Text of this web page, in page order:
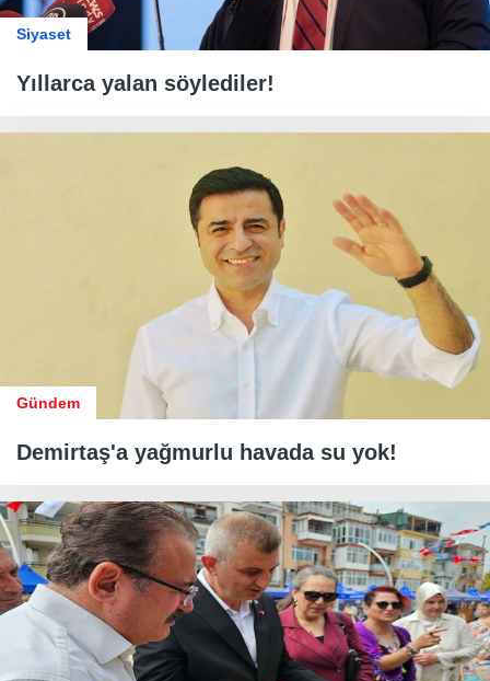
Siyaset
Yıllarca yalan söylediler!
Gündem
Demirtaş'a yağmurlu havada su yok!